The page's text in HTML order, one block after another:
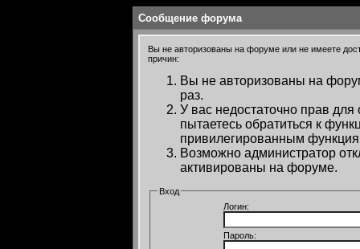
Сообщение форума
Вы не авторизованы на форуме или не имеете
причин:
Вы не авторизованы на
раз.
У вас недостаточно прав
пытаетесь обратиться к
привилегированным
Возможно администратор
активированы на форуме.
Вход
Логин:
Пароль: